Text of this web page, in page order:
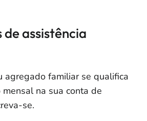
assistência
agregado familiar se qualifica
na sua conta de
se.